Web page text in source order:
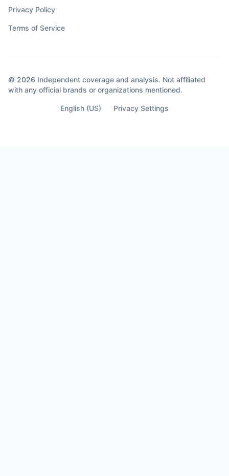
Privacy Policy
Terms of Service
© 2026 Independent coverage and analysis. Not affiliated
with any official brands or organizations mentioned.
English (US) Privacy Settings